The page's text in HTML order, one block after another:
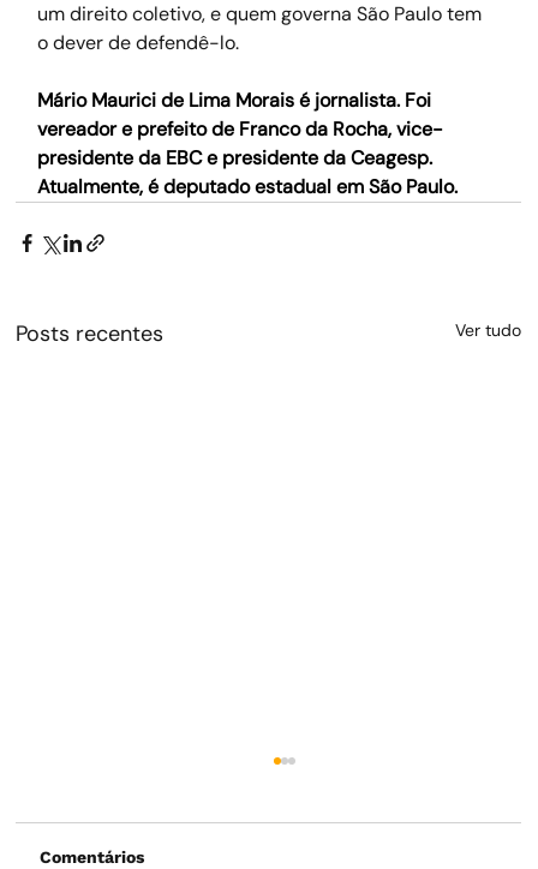
um direito coletivo, e quem governa São Paulo tem
o dever de defendê-lo.
Mário Maurici de Lima Morais é jornalista. Foi
vereador e prefeito de Franco da Rocha, vice-
presidente da EBC e presidente da Ceagesp.
Atualmente, é deputado estadual em São Paulo.
Posts recentes Ver tudo
Comentários